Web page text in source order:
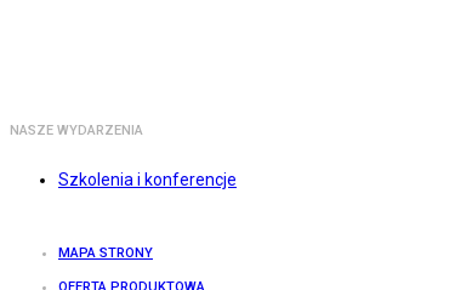
NASZE WYDARZENIA
Szkolenia i konferencje
MAPA STRONY